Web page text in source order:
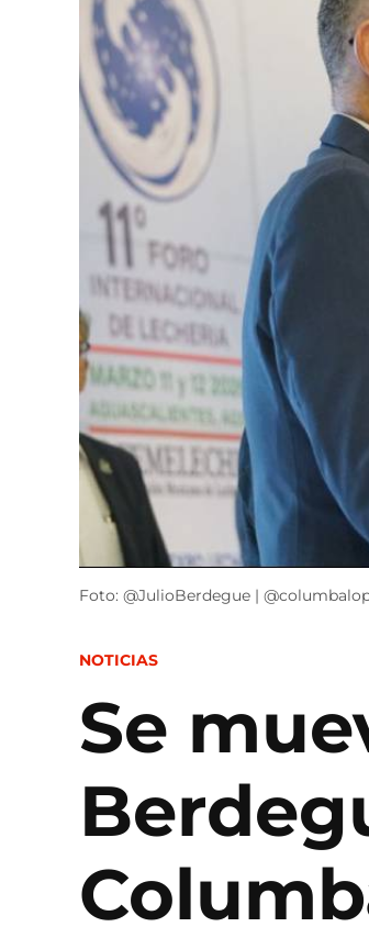
Foto: @JulioBerdegue |
POSTED
NOTICIAS
Se